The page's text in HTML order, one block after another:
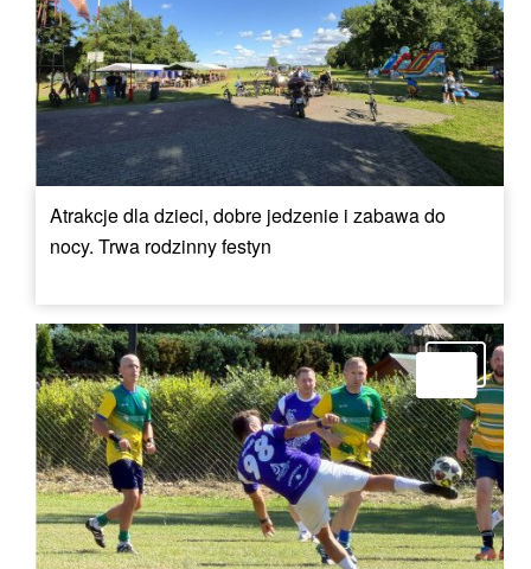
Atrakcje dla dzieci, dobre jedzenie i zabawa do
nocy. Trwa rodzinny festyn